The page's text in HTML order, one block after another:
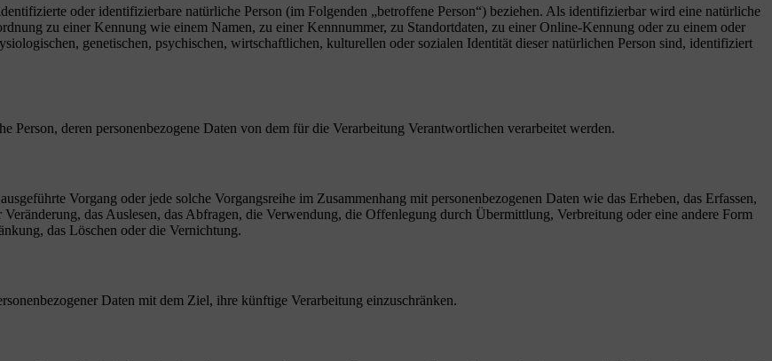
oder identifizierbare natürliche Person (im Folgenden „betroffene Person“) beziehen. Als identifizierbar wird eine natürliche
zu einer Kennung wie einem Namen, zu einer Kennnummer, zu Standortdaten, zu einer Online-Kennung oder zu einem oder
genetischen, psychischen, wirtschaftlichen, kulturellen oder sozialen Identität dieser natürlichen Person sind, identifiziert
Person, deren personenbezogene Daten von dem für die Verarbeitung Verantwortlichen verarbeitet werden.
Vorgang oder jede solche Vorgangsreihe im Zusammenhang mit personenbezogenen Daten wie das Erheben, das Erfassen,
das Auslesen, das Abfragen, die Verwendung, die Offenlegung durch Übermittlung, Verbreitung oder eine andere Form
das Löschen oder die Vernichtung.
Daten mit dem Ziel, ihre künftige Verarbeitung einzuschränken.